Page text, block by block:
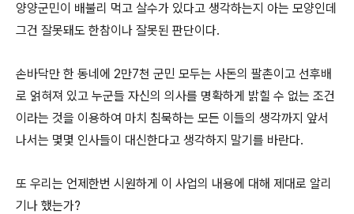
양양군민이 배불리 먹고 살수가 있다고 생각하는지 아는 모양인데
그건 잘못돼도 한참이나 잘못된 판단이다.
손바닥만 한 동네에 2만7천 군민 모두는 사돈의 팔촌이고 선후배
로 얽혀져 있고 누군들 자신의 의사를 명확하게 밝힐 수 없는 조건
이라는 것을 이용하여 마치 침묵하는 모든 이들의 생각까지 앞서
나서는 몇몇 인사들이 대신한다고 생각하지 말기를 바란다.
또 우리는 언제한번 시원하게 이 사업의 내용에 대해 제대로 알리
기나 했는가?